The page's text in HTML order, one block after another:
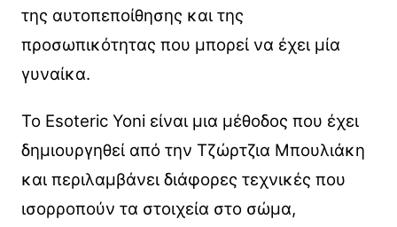
της αυτοπεποίθησης και της
προσωπικότητας που μπορεί να έχει μία
γυναίκα.
Το Esoteric Yoni είναι μια μέθοδος που έχει
δημιουργηθεί από την Τζώρτζια Μπουλιάκη
και περιλαμβάνει διάφορες τεχνικές που
ισορροπούν τα στοιχεία στο σώμα,